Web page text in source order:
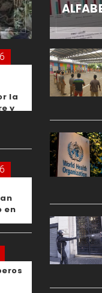
la
y
en